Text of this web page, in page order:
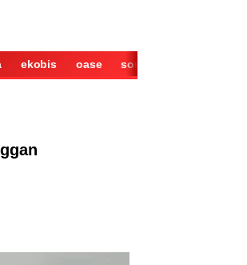
ekobis oase sosok